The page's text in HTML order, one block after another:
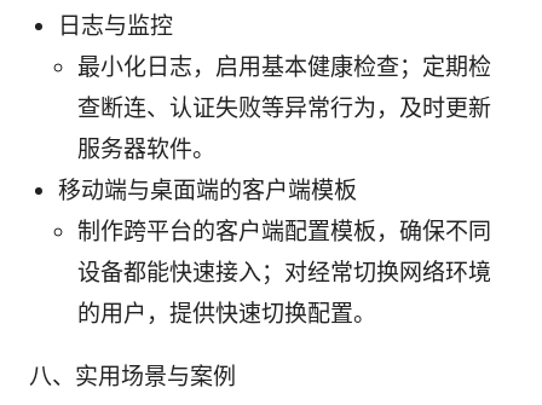
日志与监控
最小化日志，启用基本健康检查；定期检
查断连、认证失败等异常行为，及时更新
服务器软件。
移动端与桌面端的客户端模板
制作跨平台的客户端配置模板，确保不同
设备都能快速接入；对经常切换网络环境
的用户，提供快速切换配置。
八、实用场景与案例